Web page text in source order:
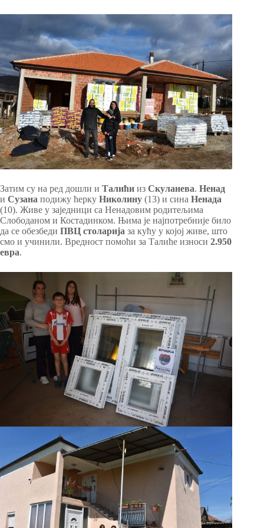
Затим су на ред дошли и Талићи из Скуланева. Ненад
и Сузана подижу ћерку Николину (13) и сина Ненада
(10). Живе у заједници са Ненадовим родитељима
Слободаном и Костадинком. Њима је најпотребније било
да се обезбеди ПВЦ столарија за кућу у којој живе, што
смо и учинили. Вредност помоћи за Талиће износи 2.950
евра.